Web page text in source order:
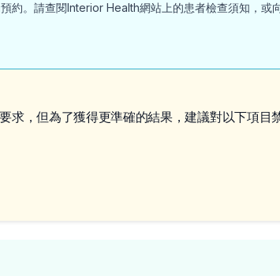
約。請查閱Interior Health網站上的患者檢查須知，或
求，但為了獲得更準確的結果，建議對以下項目